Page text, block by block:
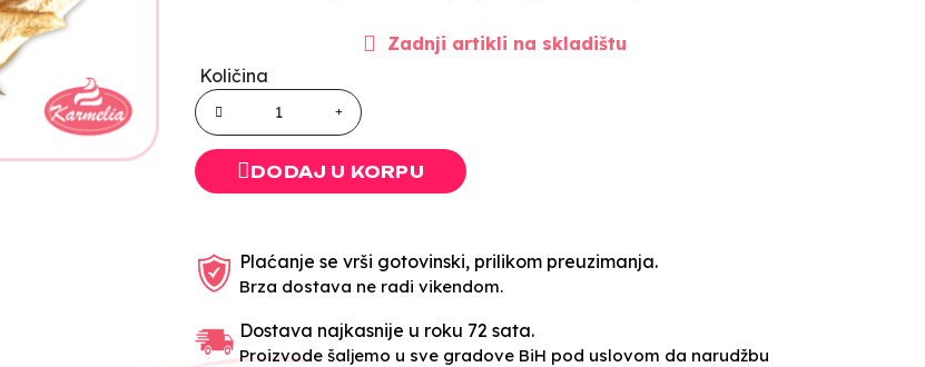
Zadnji artikli na skladištu
Količina
DODAJ U KORPU
Plaćanje se vrši gotovinski, prilikom preuzimanja.
Brza dostava ne radi vikendom.
Dostava najkasnije u roku 72 sata.
Proizvode šaljemo u sve gradove BiH pod uslovom da narudžbu